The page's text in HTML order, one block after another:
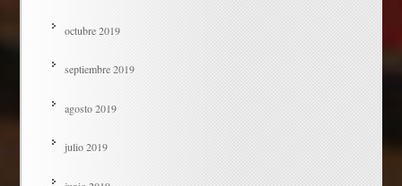
octubre 2019
septiembre 2019
agosto 2019
julio 2019